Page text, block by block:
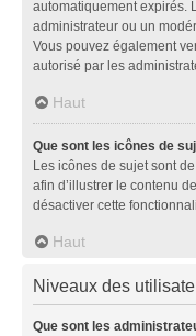
automatiquement expirés.
administrateur ou un
Vous pouvez également
autorisé par les
Haut
Que sont les icônes de
Les icônes de sujet sont
afin d’illustrer le contenu
désactiver cette
Haut
Niveaux des
Que sont les